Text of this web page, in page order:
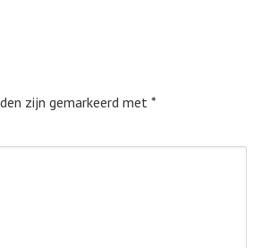
zijn gemarkeerd met*